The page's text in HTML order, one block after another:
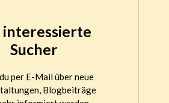
interessierte
Sucher
per E-Mail über neue
Blogbeiträge